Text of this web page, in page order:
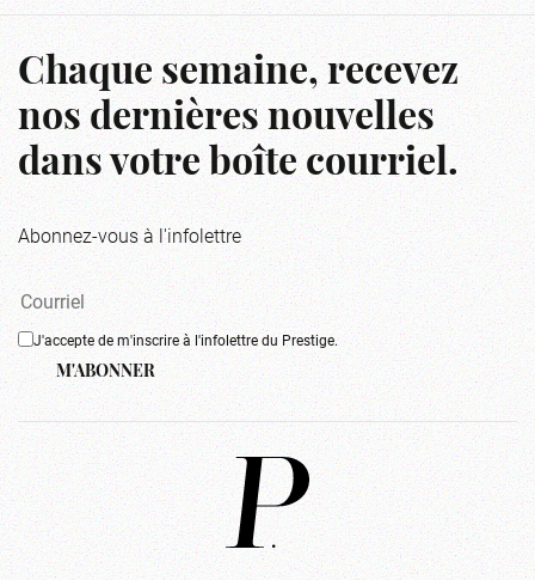
Chaque semaine, recevez
nos dernières nouvelles
dans votre boîte courriel.
Abonnez-vous à l'infolettre
J'accepte de m'inscrire à l'infolettre du Prestige.
M'ABONNER